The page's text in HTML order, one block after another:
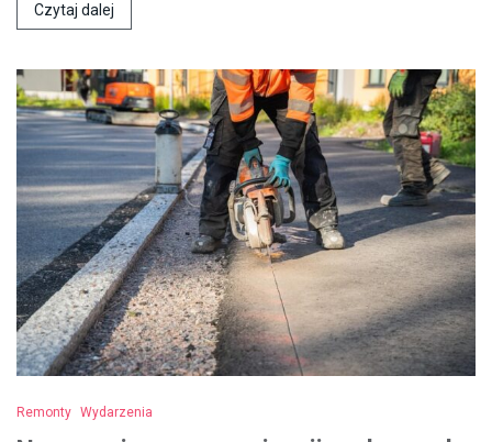
Czytaj dalej
Remonty Wydarzenia